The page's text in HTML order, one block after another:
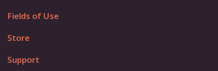
Fields of Use
Store
Support